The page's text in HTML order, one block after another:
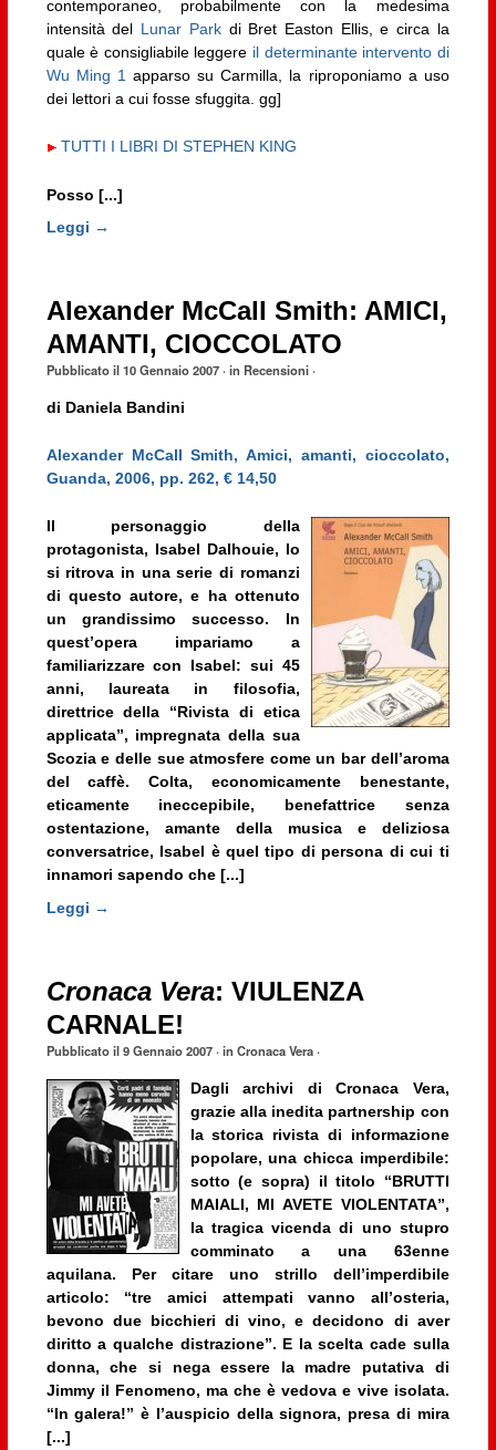
contemporaneo, probabilmente con la medesima
intensità del Lunar Park di Bret Easton Ellis, e circa la
quale è consigliabile leggere il determinante intervento di
Wu Ming 1 apparso su Carmilla, la riproponiamo a uso
dei lettori a cui fosse sfuggita. gg]
TUTTI I LIBRI DI STEPHEN KING
Posso [...]
Leggi →
Alexander McCall Smith: AMICI,
AMANTI, CIOCCOLATO
Pubblicato il10 Gennaio 2007· in Recensioni·
di Daniela Bandini
Alexander McCall Smith, Amici, amanti, cioccolato,
Guanda, 2006, pp. 262, € 14,50
Il personaggio della
protagonista, Isabel Dalhouie, lo
si ritrova in una serie di romanzi
di questo autore, e ha ottenuto
un grandissimo successo. In
quest’opera impariamo a
familiarizzare con Isabel: sui 45
anni, laureata in filosofia,
direttrice della “Rivista di etica
applicata”, impregnata della sua
Scozia e delle sue atmosfere come un bar dell’aroma
del caffè. Colta, economicamente benestante,
eticamente ineccepibile, benefattrice senza
ostentazione, amante della musica e deliziosa
conversatrice, Isabel è quel tipo di persona di cui ti
innamori sapendo che [...]
Leggi →
Cronaca Vera: VIULENZA
CARNALE!
Pubblicato il9 Gennaio 2007· in Cronaca Vera·
Dagli archivi di Cronaca Vera,
grazie alla inedita partnership con
la storica rivista di informazione
popolare, una chicca imperdibile:
sotto (e sopra) il titolo “BRUTTI
MAIALI, MI AVETE VIOLENTATA”,
la tragica vicenda di uno stupro
comminato a una 63enne
aquilana. Per citare uno strillo dell’imperdibile
articolo: “tre amici attempati vanno all’osteria,
bevono due bicchieri di vino, e decidono di aver
diritto a qualche distrazione”. E la scelta cade sulla
donna, che si nega essere la madre putativa di
Jimmy il Fenomeno, ma che è vedova e vive isolata.
“In galera!” è l’auspicio della signora, presa di mira
[...]